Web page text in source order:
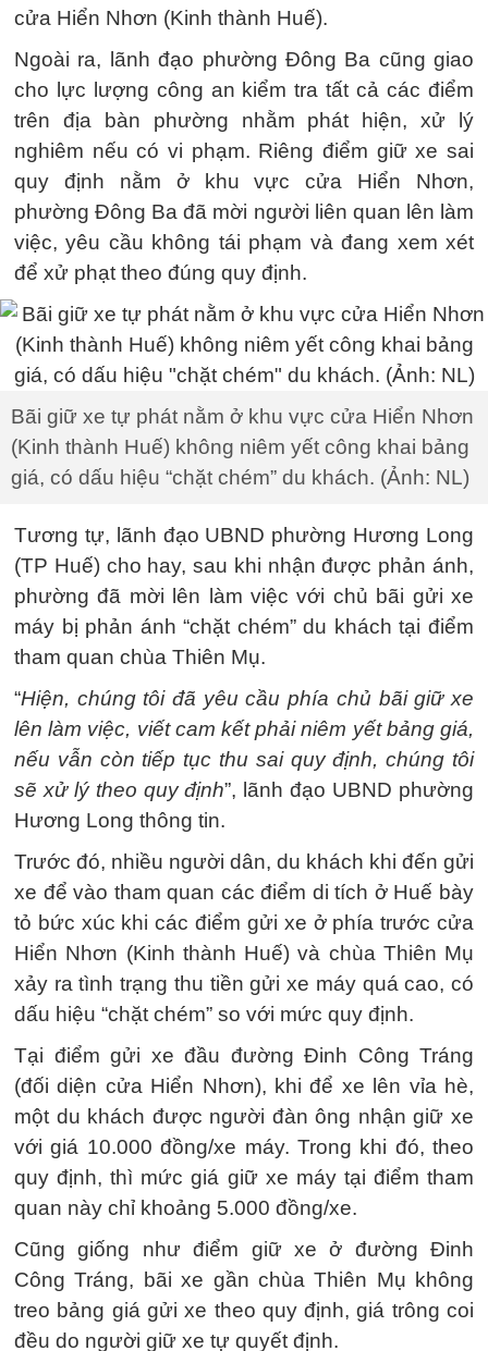
cửa Hiển Nhơn (Kinh thành Huế).
Ngoài ra, lãnh đạo phường Đông Ba cũng giao
cho lực lượng công an kiểm tra tất cả các điểm
trên địa bàn phường nhằm phát hiện, xử lý
nghiêm nếu có vi phạm. Riêng điểm giữ xe sai
quy định nằm ở khu vực cửa Hiển Nhơn,
phường Đông Ba đã mời người liên quan lên làm
việc, yêu cầu không tái phạm và đang xem xét
để xử phạt theo đúng quy định.
Bãi giữ xe tự phát nằm ở khu vực cửa Hiển Nhơn
(Kinh thành Huế) không niêm yết công khai bảng
giá, có dấu hiệu “chặt chém” du khách. (Ảnh: NL)
Tương tự, lãnh đạo UBND phường Hương Long
(TP Huế) cho hay, sau khi nhận được phản ánh,
phường đã mời lên làm việc với chủ bãi gửi xe
máy bị phản ánh “chặt chém” du khách tại điểm
tham quan chùa Thiên Mụ.
“Hiện, chúng tôi đã yêu cầu phía chủ bãi giữ xe
lên làm việc, viết cam kết phải niêm yết bảng giá,
nếu vẫn còn tiếp tục thu sai quy định, chúng tôi
sẽ xử lý theo quy định”, lãnh đạo UBND phường
Hương Long thông tin.
Trước đó, nhiều người dân, du khách khi đến gửi
xe để vào tham quan các điểm di tích ở Huế bày
tỏ bức xúc khi các điểm gửi xe ở phía trước cửa
Hiển Nhơn (Kinh thành Huế) và chùa Thiên Mụ
xảy ra tình trạng thu tiền gửi xe máy quá cao, có
dấu hiệu “chặt chém” so với mức quy định.
Tại điểm gửi xe đầu đường Đinh Công Tráng
(đối diện cửa Hiển Nhơn), khi để xe lên vỉa hè,
một du khách được người đàn ông nhận giữ xe
với giá 10.000 đồng/xe máy. Trong khi đó, theo
quy định, thì mức giá giữ xe máy tại điểm tham
quan này chỉ khoảng 5.000 đồng/xe.
Cũng giống như điểm giữ xe ở đường Đinh
Công Tráng, bãi xe gần chùa Thiên Mụ không
treo bảng giá gửi xe theo quy định, giá trông coi
đều do người giữ xe tự quyết định.